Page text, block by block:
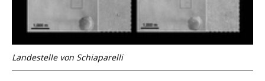
Landestelle von Schiaparelli